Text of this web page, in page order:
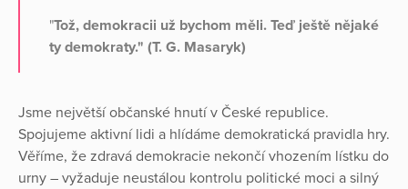
"Tož, demokracii už bychom měli. Teď ještě nějaké
ty demokraty." (T. G. Masaryk)
Jsme největší občanské hnutí v České republice.
Spojujeme aktivní lidi a hlídáme demokratická pravidla hry.
Věříme, že zdravá demokracie nekončí vhozením lístku do
urny – vyžaduje neustálou kontrolu politické moci a silný